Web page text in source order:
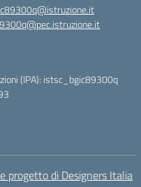
(IPA): istsc_bgic89300q
progetto di Designers Italia